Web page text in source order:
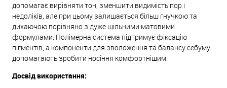
допомагає вирівняти тон, зменшити видимість пор і
недоліків, але при цьому залишається більш гнучкою та
дихаючою порівняно з дуже щільними матовими
формулами. Полімерна система підтримує фіксацію
пігментів, а компоненти для зволоження та балансу себуму
допомагають зробити носіння комфортнішим.
Досвід використання: